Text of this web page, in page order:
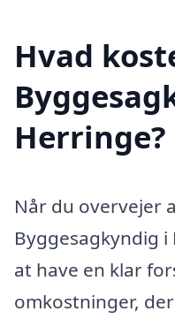
Hvad
Herringe?
Når du overvejer
Byggesagkyndig
at have en klar
omkostninger,